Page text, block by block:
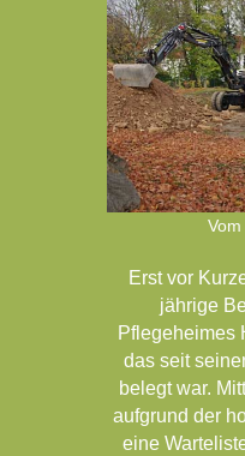
Vom
Erst vor
jährige
Pflegeheimes
das seit
belegt war.
aufgrund der
eine